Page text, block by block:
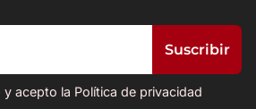
y acepto la Política de privacidad